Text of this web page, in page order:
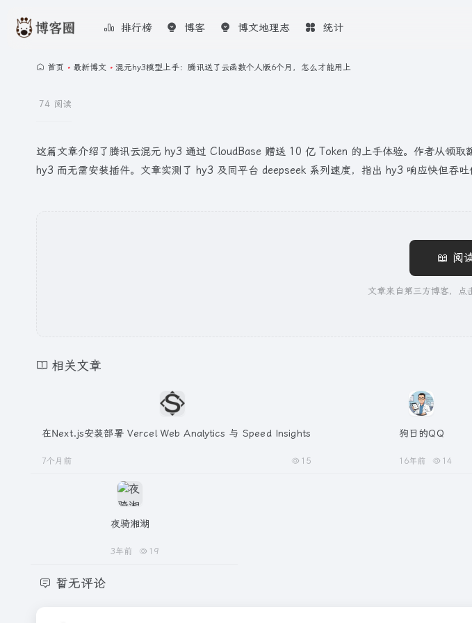
排行榜 博客 博文地理志 统计
首页 • 最新博文 • 混元hy3模型上手：腾讯送了云函数个人版6个月，怎么才能用上
74 阅读
这篇文章介绍了腾讯云混元 hy3 通过 CloudBase 赠送 10 亿 Token 的上手体验。作者从领
hy3 而无需安装插件。文章实测了 hy3 及同平台 deepseek 系列速度，指出 hy3 响应快但吞
📖 阅
文章来自第三方博客，点
相关文章
在Next.js安装部署 Vercel Web Analytics 与 Speed Insights
7个月前 15
狗日的QQ
16年前 14
夜骑湘湖
3年前 19
暂无评论